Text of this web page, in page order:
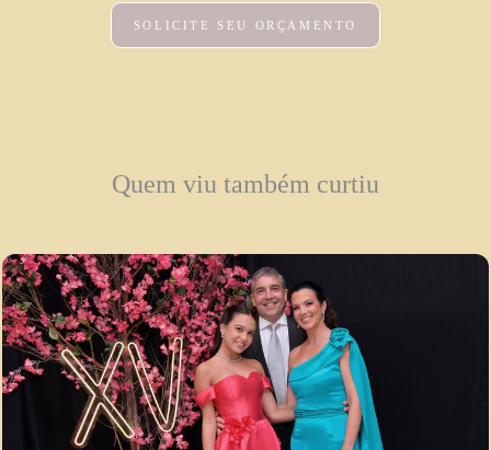
SOLICITE SEU ORÇAMENTO
Quem viu também curtiu